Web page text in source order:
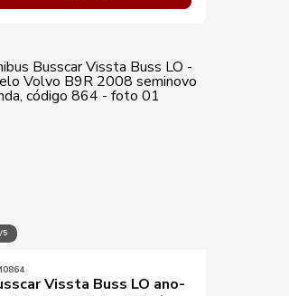
5
Vissta Buss LO ano-